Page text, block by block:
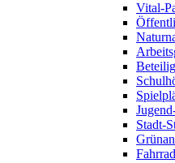
Vital-
Stadt-